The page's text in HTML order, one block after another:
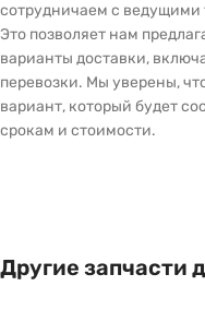
сотрудничаем с
Это позволяет нам
варианты доставки,
перевозки. Мы уверены,
вариант, который будет
срокам и стоимости.
Другие запчасти